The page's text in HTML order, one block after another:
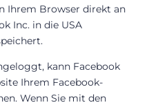
Ihrem Browser direkt an
Inc. in die USA
kann Facebook
Ihrem Facebook-
Wenn Sie mit den